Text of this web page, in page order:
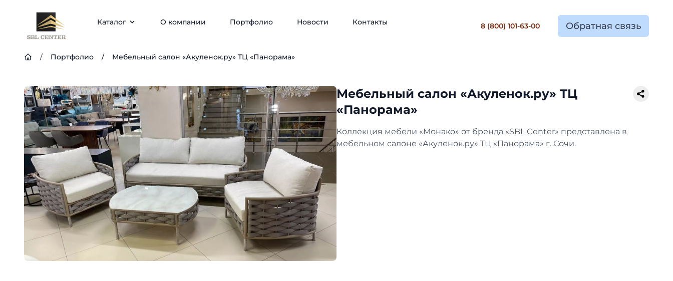
Каталог О компании Портфолио Новости Контакты 8 (800) 101-63-00 Обратная связь
/ Портфолио / Мебельный салон «Акуленок.ру» ТЦ «Панорама»
Мебельный салон «Акуленок.ру» ТЦ
«Панорама»
Коллекция мебели «Монако» от бренда «SBL Center» представлена в
мебельном салоне «Акуленок.ру» ТЦ «Панорама» г. Сочи.